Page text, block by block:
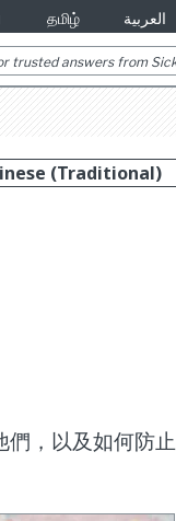
தமிழ் العربية
們，以及如何防止